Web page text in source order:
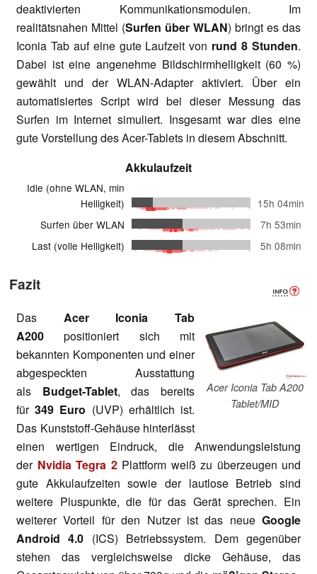
deaktivierten Kommunikationsmodulen. Im
realitätsnahen Mittel (Surfen über WLAN) bringt es das
Iconia Tab auf eine gute Laufzeit von rund 8 Stunden.
Dabei ist eine angenehme Bildschirmhelligkeit (60 %)
gewählt und der WLAN-Adapter aktiviert. Über ein
automatisiertes Script wird bei dieser Messung das
Surfen im Internet simuliert. Insgesamt war dies eine
gute Vorstellung des Acer-Tablets in diesem Abschnitt.
Akkulaufzeit
Idle (ohne WLAN, min
Helligkeit)
15h 04min
Surfen über WLAN
7h 53min
Last (volle Helligkeit)
5h 08min
Fazit
Acer Iconia Tab A200
Tablet/MID
Das Acer Iconia Tab
A200 positioniert sich mit
bekannten Komponenten und einer
abgespeckten Ausstattung
als Budget-Tablet, das bereits
für349 Euro (UVP) erhältlich ist.
Das Kunststoff-Gehäuse hinterlässt
einen wertigen Eindruck, die Anwendungsleistung
der Nvidia Tegra 2Plattform weiß zu überzeugen und
gute Akkulaufzeiten sowie der lautlose Betrieb sind
weitere Pluspunkte, die für das Gerät sprechen. Ein
weiterer Vorteil für den Nutzer ist das neue Google
Android 4.0 (ICS) Betriebssystem. Dem gegenüber
stehen das vergleichsweise dicke Gehäuse, das